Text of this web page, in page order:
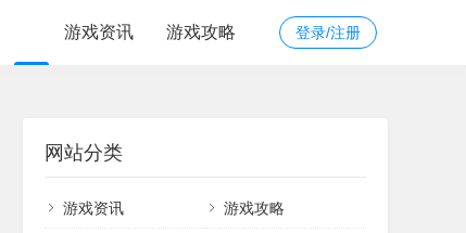
登录/注册
游戏资讯 游戏攻略
网站分类
游戏资讯 游戏攻略